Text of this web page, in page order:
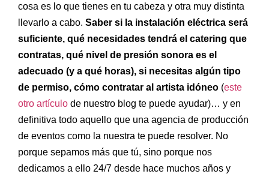
cosa es lo que tienes en tu cabeza y otra muy distinta
llevarlo a cabo. Saber si la instalación eléctrica será
suficiente, qué necesidades tendrá el catering que
contratas, qué nivel de presión sonora es el
adecuado (y a qué horas), si necesitas algún tipo
de permiso, cómo contratar al artista idóneo (este
otro artículo de nuestro blog te puede ayudar)… y en
definitiva todo aquello que una agencia de producción
de eventos como la nuestra te puede resolver. No
porque sepamos más que tú, sino porque nos
dedicamos a ello 24/7 desde hace muchos años y